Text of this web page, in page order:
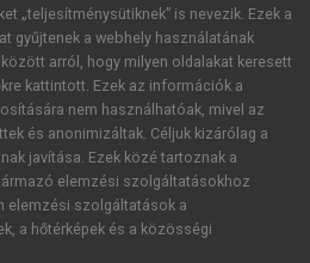
„teljesítménysütiknek” is nevezik. Ezek a
gyűjtenek a webhely használatának
arról, hogy milyen oldalakat keresett
kattintott. Ezek az információk a
nem használhatóak, mivel az
és anonimizáltak. Céljuk kizárólag a
javítása. Ezek közé tartoznak a
elemzési szolgáltatásokhoz
elemzési szolgáltatások a
a hőtérképek és a közösségi